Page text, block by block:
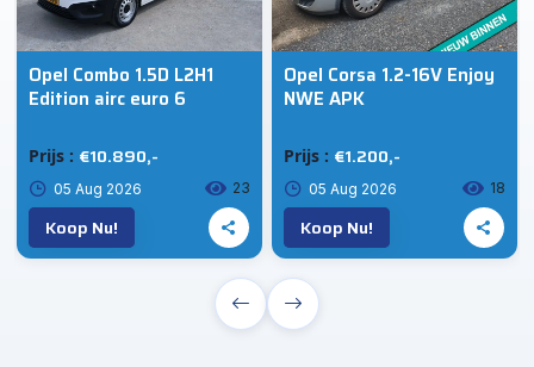
Opel Combo 1.5D L2H1
Edition airc euro 6
Prijs : €10.890,-
05 Aug 2026 23
Koop Nu!
Opel Corsa 1.2-16V Enjoy
NWE APK
Prijs : €1.200,-
05 Aug 2026 18
Koop Nu!